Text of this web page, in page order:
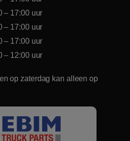
– 17:00 uur
– 17:00 uur
– 17:00 uur
– 12:00 uur
op zaterdag kan alleen op